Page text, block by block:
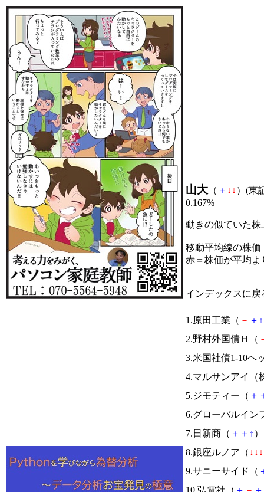
山大 （ ＋ ↓ ↓ ）(東
0.167%
動きの似ていた
移動平均線の株価
赤＝株価が平均
インデックスに戻
1.原田工業（ － ＋ ↑
2.野村外国債Ｈ（
3.米国社債1-10ヘ
4.マルサンアイ（
5.ジモティー（ ＋
6.グローバルイン
7.日新商（ ＋ ＋ ↑
8.銀座ルノア（ ↓ ↓ ↓
9.サニーサイド（
10.弘電社（ ＋ － ＋